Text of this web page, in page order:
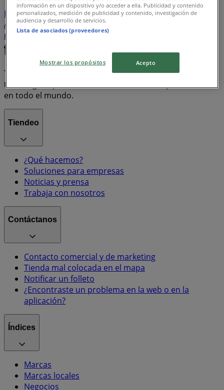
Supermercados
Tiendas Departamentales
Farmacias y Salud
Bancos y Servicios
Ropa, Zapatos y
Accesorios
Electrónica Hogar
refrigeradores
lavadoras
Tiendeo forma parte de Shopfully, la empresa
tecnológica que está reinventando las compras locales
en todo el mundo.
Tiendeo
¿Qué hacemos?
Soluciones para empresas
Noticias y prensa
Trabaja con nosotros
Contáctanos
Contacto comercial y de marketing
Tienda mal colocada en el mapa
Notificar un folleto
¿Encontraste un problema en la web o en la
aplicación?
Índices
Marcas
Marcas locales
Negocios
información en un dispositivo y/o acceder a ella. Publicidad y contenido
personalizados, medición de publicidad y contenido, investigación de
audiencia y desarrollo de servicios.
Lista de asociados (proveedores)
Mostrar los propósitos Acepto